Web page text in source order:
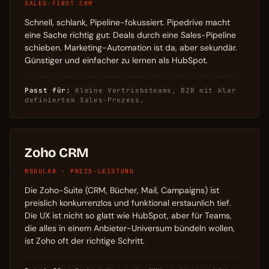
SALES-FIRST CRM
Schnell, schlank, Pipeline-fokussiert. Pipedrive macht
eine Sache richtig gut: Deals durch eine Sales-Pipeline
schieben. Marketing-Automation ist da, aber sekundär.
Günstiger und einfacher zu lernen als HubSpot.
Passt für:
Kleine Vertriebsteams, B2B mit klar
definiertem Sales-Prozess.
Zoho CRM
MODULAR · PREIS-LEISTUNG
Die Zoho-Suite (CRM, Bücher, Mail, Campaigns) ist
preislich konkurrenzlos und funktional erstaunlich tief.
Die UX ist nicht so glatt wie HubSpot, aber für Teams,
die alles in einem Anbieter-Universum bündeln wollen,
ist Zoho oft der richtige Schritt.